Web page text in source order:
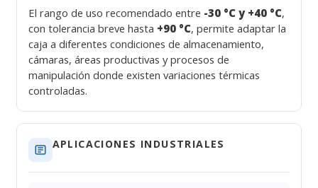
El rango de uso recomendado entre -30 °C y +40 °C,
con tolerancia breve hasta +90 °C, permite adaptar la
caja a diferentes condiciones de almacenamiento,
cámaras, áreas productivas y procesos de
manipulación donde existen variaciones térmicas
controladas.
APLICACIONES INDUSTRIALES